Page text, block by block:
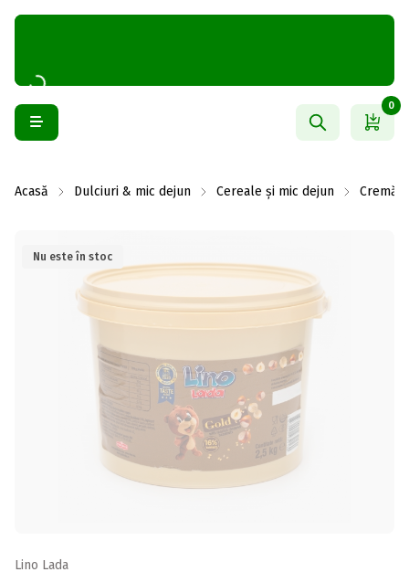
0
Acasă Dulciuri & mic dejun Cereale și mic dejun Cremă
Nu este în stoc
Lino Lada